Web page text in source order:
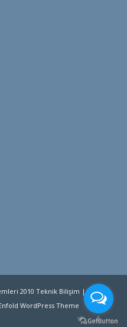
2010 Teknik Bilişim |
WordPress Theme